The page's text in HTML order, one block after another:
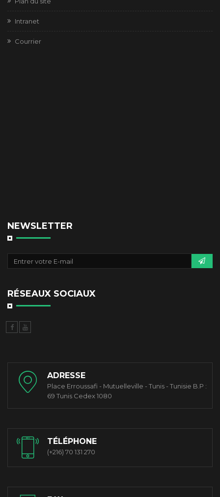
Intranet
Courrier
NEWSLETTER
RÉSEAUX SOCIAUX
ADRESSE
Place Erroussafi - Mutuelleville - Tunis - Tunisie B.P :
69 Tunis Cedex 1080
TÉLÉPHONE
(+216) 70 131 270